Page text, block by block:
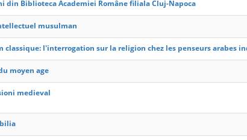
din Biblioteca Academiei Române filiala Cluj-Napoca
musulman
classique: l'interrogation sur la religion chez les penseurs arabes
moyen age
medieval